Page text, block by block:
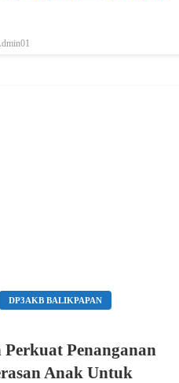
DP3AKB BALIKPAPAN
Penanganan
Anak Untuk